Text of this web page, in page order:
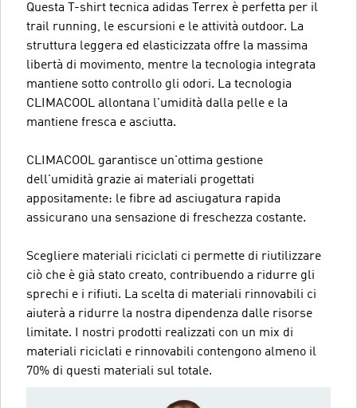
Questa T-shirt tecnica adidas Terrex è perfetta per il
trail running, le escursioni e le attività outdoor. La
struttura leggera ed elasticizzata offre la massima
libertà di movimento, mentre la tecnologia integrata
mantiene sotto controllo gli odori. La tecnologia
CLIMACOOL allontana l'umidità dalla pelle e la
mantiene fresca e asciutta.
CLIMACOOL garantisce un'ottima gestione
dell'umidità grazie ai materiali progettati
appositamente: le fibre ad asciugatura rapida
assicurano una sensazione di freschezza costante.
Scegliere materiali riciclati ci permette di riutilizzare
ciò che è già stato creato, contribuendo a ridurre gli
sprechi e i rifiuti. La scelta di materiali rinnovabili ci
aiuterà a ridurre la nostra dipendenza dalle risorse
limitate. I nostri prodotti realizzati con un mix di
materiali riciclati e rinnovabili contengono almeno il
70% di questi materiali sul totale.